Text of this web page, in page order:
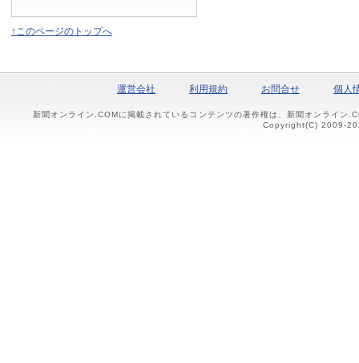
↑このページのトップへ
運営会社 利用規約 お問合せ 個人
新聞オンライン.COMに掲載されているコンテンツの著作権は、新聞オンライン
Copyright(C) 2009-